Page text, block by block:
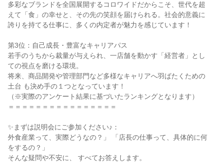
多彩なブランドを全国展開するコロワイドだからこそ、世代を超
えて「食」の幸せと、その先の笑顔を届けられる。社会的意義に
誇りを持てる仕事に、多くの内定者が魅力を感じています！
第3位：自己成長・豊富なキャリアパス
若手のうちから裁量が与えられ、一店舗を動かす「経営者」とし
ての視点を磨ける環境。
将来、商品開発や管理部門など多様なキャリアへ羽ばたくための
土台 も決め手の１つとなっています！
（※実際のアンケート結果に基づいたランキングとなります）
＝＝＝＝＝＝＝＝＝＝＝＝＝＝＝＝
✨まずは説明会にご参加ください♪：
外食産業って、実際どうなの？」 「店長の仕事って、具体的に何
をするの？」
そんな疑問や不安に、 すべてお答えします。